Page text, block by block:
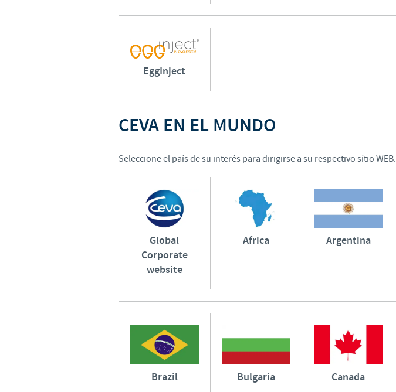
EggInject
CEVA EN EL MUNDO
Seleccione el país de su interés para dirigirse a su respectivo sítio WEB.
Global
Corporate
website
Africa Argentina
Brazil Bulgaria Canada